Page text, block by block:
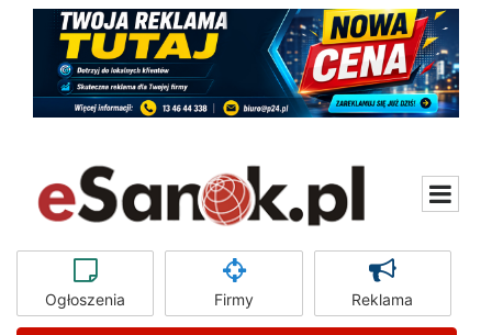
Ogłoszenia Firmy Reklama